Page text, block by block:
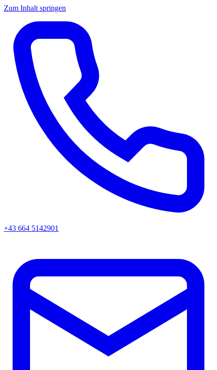
Zum Inhalt springen
+43 664 5142901